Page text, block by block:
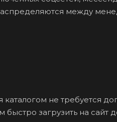
между
каталогом не требуется
загрузить на сайт